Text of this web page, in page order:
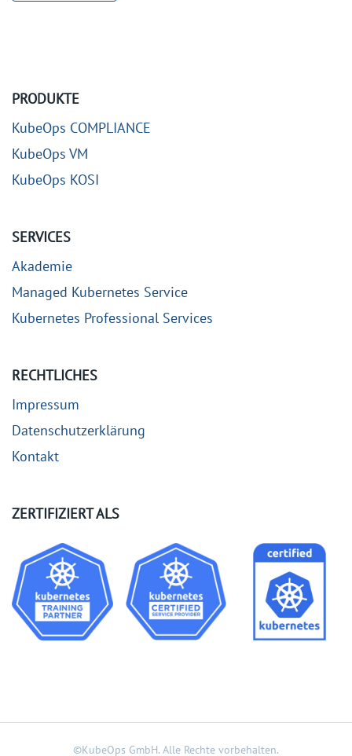
PRODUKTE
KubeOps COMPLIANCE
KubeOps VM
KubeOps KOSI
SERVICES
Akademie
Managed Kubernetes Service
Kubernetes Professional Services
RECHTLICHES
Impressum
Datenschutzerklärung
Kontakt
ZERTIFIZIERT ALS
©KubeOps GmbH. Alle Rechte vorbehalten.